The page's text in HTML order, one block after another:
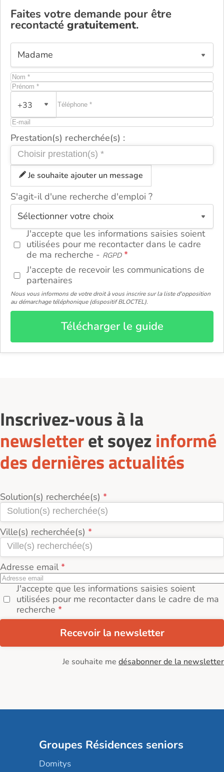
Faites votre demande pour être
recontacté gratuitement.
+33
Prestation(s) recherchée(s) :
Je souhaite ajouter un message
S'agit-il d'une recherche d'emploi ?
J'accepte que les informations saisies soient
utilisées pour me recontacter dans le cadre
de ma recherche - RGPD
J'accepte de recevoir les communications de
partenaires
Nous vous informons de votre droit à vous inscrire sur la liste d'opposition
au démarchage téléphonique (dispositif BLOCTEL).
Télécharger le guide
ou
Inscrivez-vous à la
newsletteret soyez informé
des dernières actualités
Solution(s) recherchée(s)
Ville(s) recherchée(s)
Adresse email
J'accepte que les informations saisies soient
utilisées pour me recontacter dans le cadre de ma
recherche
Recevoir la newsletter
Je souhaite me désabonner de la newsletter
Groupes Résidences seniors
Domitys